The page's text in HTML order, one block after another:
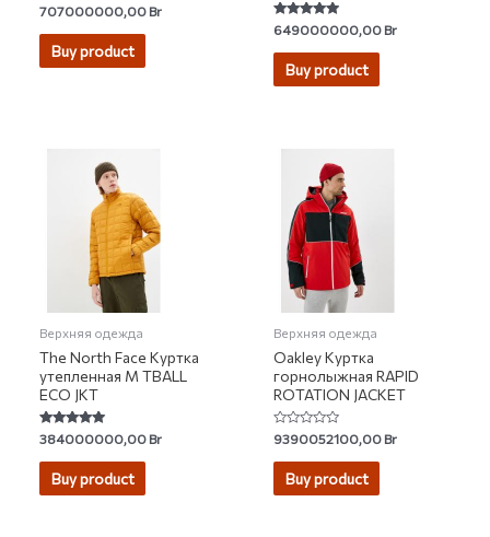
Rated
4.75
out of 5
707000000,00Br
Buy product
Rated
4.67
out of 5
649000000,00Br
Buy product
Верхняя одежда
The North Face Куртка
утепленная M TBALL
ECO JKT
Rated
5.00
out of 5
384000000,00Br
Buy product
Верхняя одежда
Oakley Куртка
горнолыжная RAPID
ROTATION JACKET
Rated
0
out
9390052100,00Br
Buy product